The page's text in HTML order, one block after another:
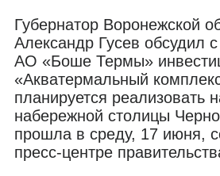
Губернатор Воронежской
Александр Гусев обсудил
АО «Боше Термы»
«Акватермальный
планируется реализовать
набережной столицы
прошла в среду, 17 июня,
пресс-центре